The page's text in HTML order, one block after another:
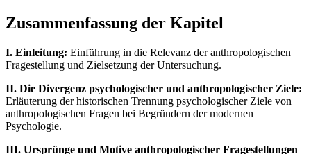
Zusammenfassung der Kapitel
I. Einleitung: Einführung in die Relevanz der anthropologischen
Fragestellung und Zielsetzung der Untersuchung.
II. Die Divergenz psychologischer und anthropologischer Ziele:
Erläuterung der historischen Trennung psychologischer Ziele von
anthropologischen Fragen bei Begründern der modernen
Psychologie.
III. Ursprünge und Motive anthropologischer Fragestellungen